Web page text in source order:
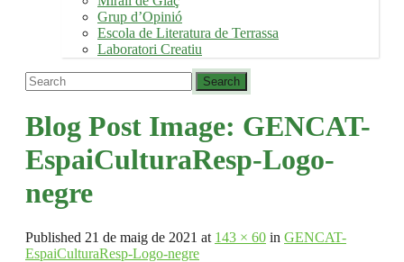
Grup d’Opinió
Escola de Literatura de Terrassa
Laboratori Creatiu
Blog Post Image: GENCAT-
EspaiCulturaResp-Logo-
negre
Published 21 de maig de 2021 at 143 × 60 in GENCAT-
EspaiCulturaResp-Logo-negre